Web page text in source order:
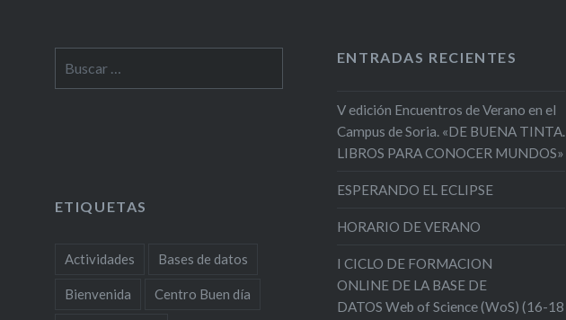
ENTRADAS RECIENTES
V edición Encuentros de Verano en el
Campus de Soria. «DE BUENA TINTA.
LIBROS PARA CONOCER MUNDOS»
ESPERANDO EL ECLIPSE
HORARIO DE VERANO
I CICLO DE FORMACION
ONLINE DE LA BASE DE
DATOS Web of Science (WoS) (16-18
ETIQUETAS
Actividades Bases de datos
Bienvenida Centro Buen día